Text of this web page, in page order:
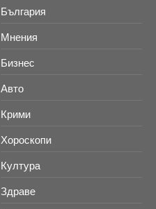
България
Мнения
Бизнес
Авто
Крими
Хороскопи
Култура
Здраве